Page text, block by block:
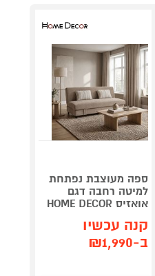
ספה מעוצבת נפתחת
למיטה רחבה דגם
אואזיס HOME DECOR
קנה עכשיו
ב-₪1,990